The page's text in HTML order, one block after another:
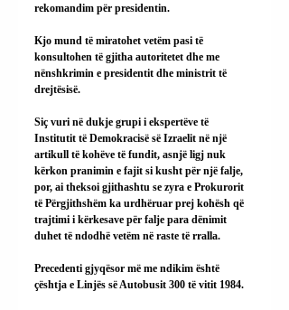
rekomandim për presidentin.
Kjo mund të miratohet vetëm pasi të
konsultohen të gjitha autoritetet dhe me
nënshkrimin e presidentit dhe ministrit të
drejtësisë.
Siç vuri në dukje grupi i ekspertëve të
Institutit të Demokracisë së Izraelit në një
artikull të kohëve të fundit, asnjë ligj nuk
kërkon pranimin e fajit si kusht për një falje,
por, ai theksoi gjithashtu se zyra e Prokurorit
të Përgjithshëm ka urdhëruar prej kohësh që
trajtimi i kërkesave për falje para dënimit
duhet të ndodhë vetëm në raste të rralla.
Precedenti gjyqësor më me ndikim është
çështja e Linjës së Autobusit 300 të vitit 1984.